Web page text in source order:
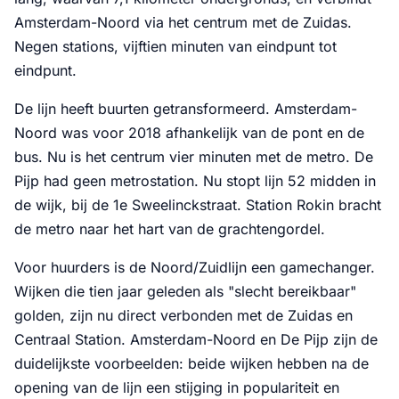
Amsterdam-Noord via het centrum met de Zuidas.
Negen stations, vijftien minuten van eindpunt tot
eindpunt.
De lijn heeft buurten getransformeerd. Amsterdam-
Noord was voor 2018 afhankelijk van de pont en de
bus. Nu is het centrum vier minuten met de metro. De
Pijp had geen metrostation. Nu stopt lijn 52 midden in
de wijk, bij de 1e Sweelinckstraat. Station Rokin bracht
de metro naar het hart van de grachtengordel.
Voor huurders is de Noord/Zuidlijn een gamechanger.
Wijken die tien jaar geleden als "slecht bereikbaar"
golden, zijn nu direct verbonden met de Zuidas en
Centraal Station. Amsterdam-Noord en De Pijp zijn de
duidelijkste voorbeelden: beide wijken hebben na de
opening van de lijn een stijging in populariteit en